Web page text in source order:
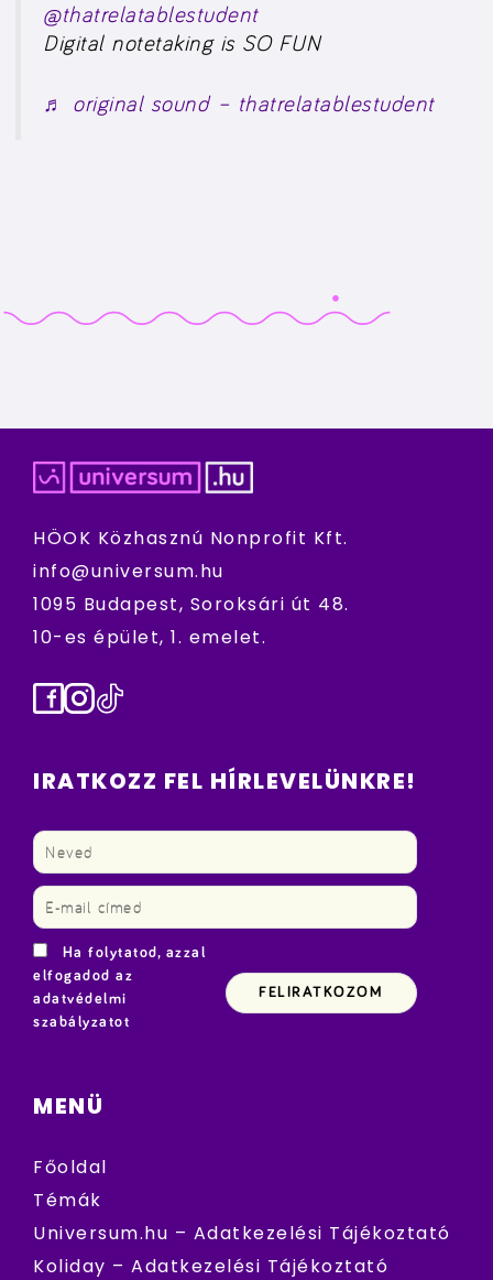
@thatrelatablestudent
Digital notetaking is SO FUN
♬ original sound – thatrelatablestudent
HÖOK Közhasznú Nonprofit Kft.
info@universum.hu
1095 Budapest, Soroksári út 48.
10-es épület, 1. emelet.
Facebook
Instagram
TikTok
IRATKOZZ FEL HÍRLEVELÜNKRE!
Ha folytatod, azzal
elfogadod az
adatvédelmi
szabályzatot
MENÜ
Főoldal
Témák
Universum.hu – Adatkezelési Tájékoztató
Koliday – Adatkezelési Tájékoztató